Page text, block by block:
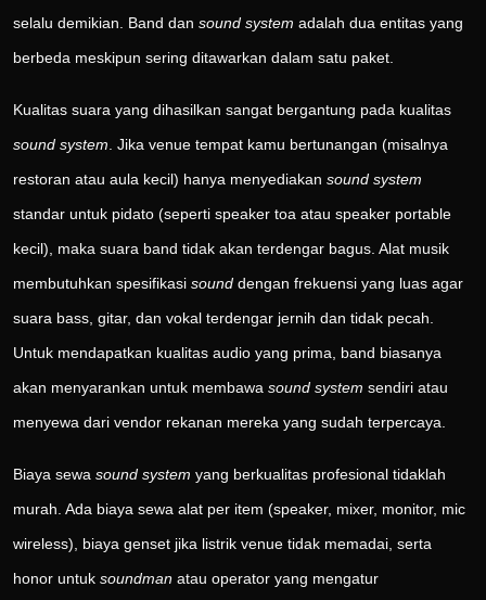
selalu demikian. Band dan sound system adalah dua entitas yang
berbeda meskipun sering ditawarkan dalam satu paket.
Kualitas suara yang dihasilkan sangat bergantung pada kualitas
sound system . Jika venue tempat kamu bertunangan (misalnya
restoran atau aula kecil) hanya menyediakan sound system
standar untuk pidato (seperti speaker toa atau speaker portable
kecil), maka suara band tidak akan terdengar bagus. Alat musik
membutuhkan spesifikasi sound dengan frekuensi yang luas agar
suara bass, gitar, dan vokal terdengar jernih dan tidak pecah.
Untuk mendapatkan kualitas audio yang prima, band biasanya
akan menyarankan untuk membawa sound system sendiri atau
menyewa dari vendor rekanan mereka yang sudah terpercaya.
Biaya sewa sound system yang berkualitas profesional tidaklah
murah. Ada biaya sewa alat per item (speaker, mixer, monitor, mic
wireless), biaya genset jika listrik venue tidak memadai, serta
honor untuk soundman atau operator yang mengatur